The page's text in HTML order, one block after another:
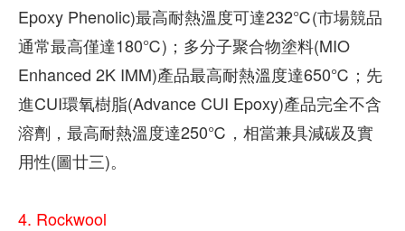
Epoxy Phenolic)最高耐熱溫度可達232℃(市場競品
通常最高僅達180℃)；多分子聚合物塗料(MIO
Enhanced 2K IMM)產品最高耐熱溫度達650℃；先
進CUI環氧樹脂(Advance CUI Epoxy)產品完全不含
溶劑，最高耐熱溫度達250℃，相當兼具減碳及實
用性(圖廿三)。
4. Rockwool